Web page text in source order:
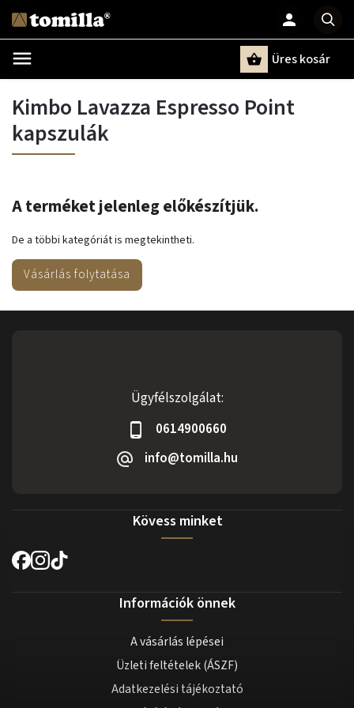
Üres kosár
Kimbo Lavazza Espresso Point
kapszulák
A terméket jelenleg előkészítjük.
De a többi kategóriát is megtekintheti.
Vásárlás folytatása
Ügyfélszolgálat:
0614900660
info@tomilla.hu
Kövess minket
Információk önnek
A vásárlás lépései
Üzleti feltételek (ÁSZF)
Adatkezelési tájékoztató